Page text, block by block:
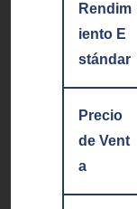
Rendim
iento E
stándar
Precio
de Vent
a